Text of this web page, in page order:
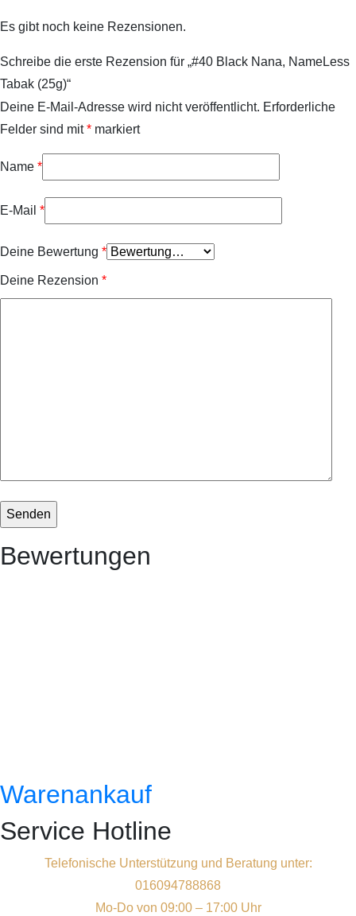
Es gibt noch keine Rezensionen.
Schreibe die erste Rezension für „#40 Black Nana, NameLess
Tabak (25g)“
Deine E-Mail-Adresse wird nicht veröffentlicht. Erforderliche
Felder sind mit* markiert
Name *
E-Mail *
Deine Bewertung *
Deine Rezension *
Bewertungen
Warenankauf
Service Hotline
Telefonische Unterstützung und Beratung unter:
016094788868
Mo-Do von 09:00 – 17:00 Uhr